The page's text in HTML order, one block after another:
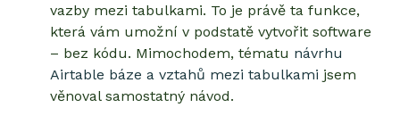
vazby mezi tabulkami. To je právě ta funkce,
která vám umožní v podstatě vytvořit software
– bez kódu. Mimochodem, tématu návrhu
Airtable báze a vztahů mezi tabulkami jsem
věnoval samostatný návod.